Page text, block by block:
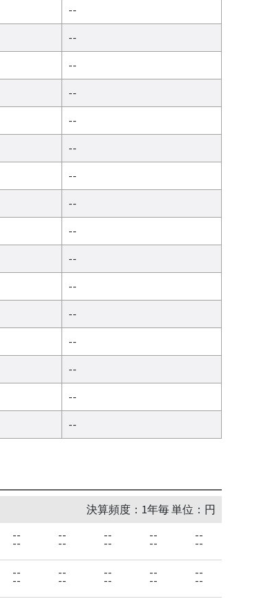
--
--
--
--
--
--
--
--
--
--
--
--
--
--
--
--
決算頻度：1年毎 単位：円
--
--
--
--
--
--
--
--
--
--
--
--
--
--
--
--
--
--
--
--